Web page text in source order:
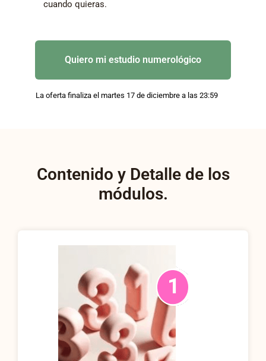
cuando quieras.
Quiero mi estudio numerológico
La oferta finaliza el martes 17 de diciembre a las 23:59
Contenido y Detalle de los
módulos.